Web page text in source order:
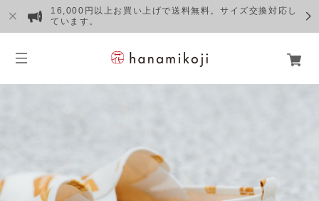
16,000円以上お買い上げで送料無料。サイズ交換対応し
ています。